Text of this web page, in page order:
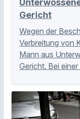
Gericht
Wegen der
Verbreitung von
Mann aus
Gericht. Bei